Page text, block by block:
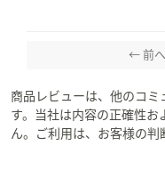
← 前へ
商品レビューは、他のコ
す。当社は内容の正確性
ん。ご利用は、お客様の判